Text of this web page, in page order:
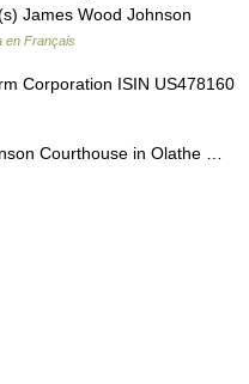
James Wood Johnson
en Français
Corporation ISIN US478160
Courthouse in Olathe …